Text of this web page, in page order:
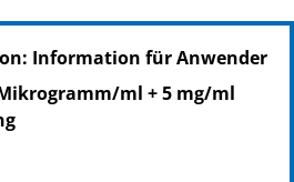
Information für Anwender
ml + 5 mg/ml